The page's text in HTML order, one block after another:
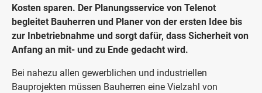
Kosten sparen. Der Planungsservice von Telenot
begleitet Bauherren und Planer von der ersten Idee bis
zur Inbetriebnahme und sorgt dafür, dass Sicherheit von
Anfang an mit- und zu Ende gedacht wird.
Bei nahezu allen gewerblichen und industriellen
Bauprojekten müssen Bauherren eine Vielzahl von